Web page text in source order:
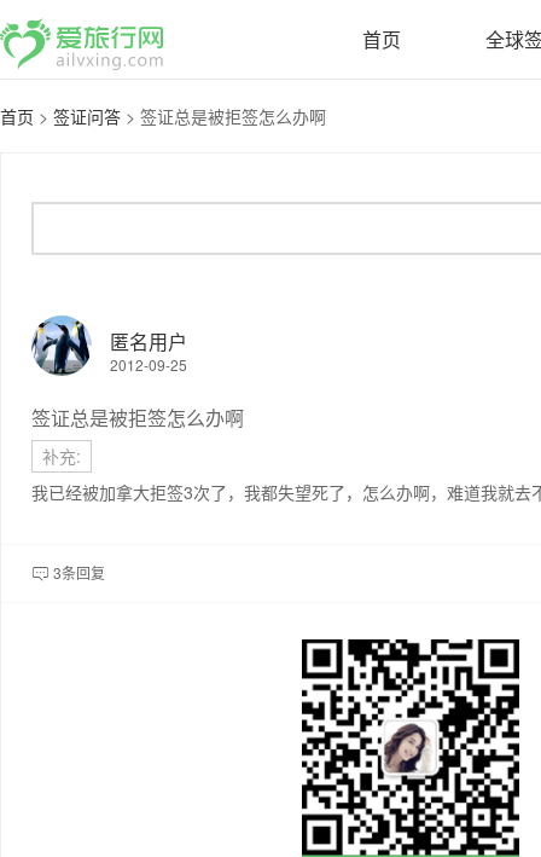
首页 全球
首页 > 签证问答 > 签证总是被拒签怎么办啊
匿名用户
2012-09-25
签证总是被拒签怎么办啊
补充:
我已经被加拿大拒签3次了，我都失望死了，怎么办啊，难道我就去
 3条回复